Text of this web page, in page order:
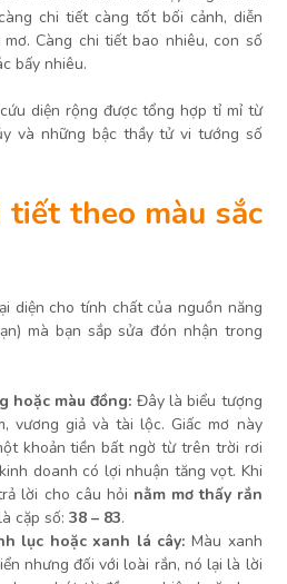
chi tiết càng tốt bối cảnh, diễn
Càng chi tiết bao nhiêu, con số
bấy nhiêu.
diện rộng được tổng hợp tỉ mỉ từ
và những bậc thầy tử vi tướng số
tiết theo màu sắc
diện cho tính chất của nguồn năng
mà bạn sắp sửa đón nhận trong
hoặc màu đồng: Đây là biểu tượng
vương giả và tài lộc. Giấc mơ này
khoản tiền bất ngờ từ trên trời rơi
doanh có lợi nhuận tăng vọt. Khi
lời cho câu hỏi nằm mơ thấy rắn
cặp số:38 – 83.
lục hoặc xanh lá cây: Màu xanh
nhưng đối với loài rắn, nó lại là lời